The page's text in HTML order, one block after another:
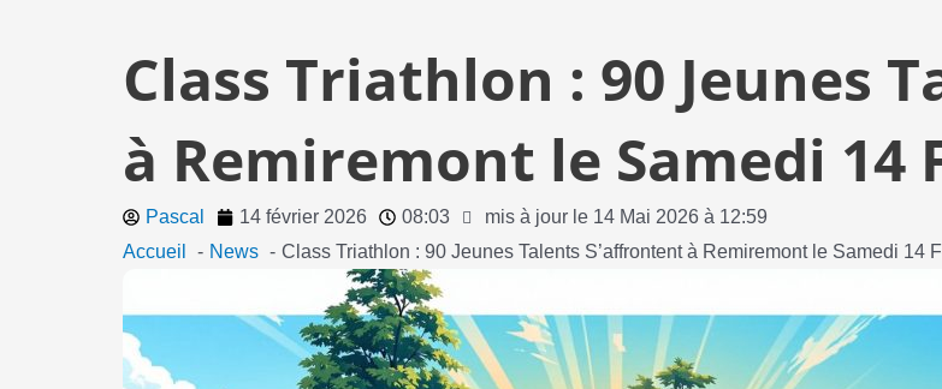
Class Triathlon : 90 Jeunes
à Remiremont le Samedi 14
Pascal 14 février 2026 08:03
mis à jour le 14 Mai 2026 à 12:59
Accueil
News Class Triathlon : 90 Jeunes Talents S’affrontent à Remiremont le Samedi 14